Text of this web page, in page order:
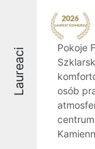
Laureaci
Pokoje
osób